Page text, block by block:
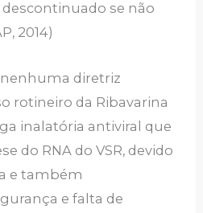
se não
2014)
diretriz
rotineiro da Ribavarina
inalatória antiviral que
do RNA do VSR, devido
e também
e falta de